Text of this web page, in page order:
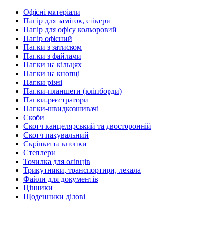
Офісні матеріали
Папір для заміток, стікери
Папір для офісу кольоровий
Папір офісний
Папки з затиском
Папки з файлами
Папки на кільцях
Папки на кнопці
Папки різні
Папки-планшети (кліпборди)
Папки-реєстратори
Папки-швидкозшивачі
Скоби
Скотч канцелярський та двосторонній
Скотч пакувальний
Скріпки та кнопки
Степлери
Точилка для олівців
Трикутники, транспортири, лекала
Файли для документів
Цінники
Щоденники ділові